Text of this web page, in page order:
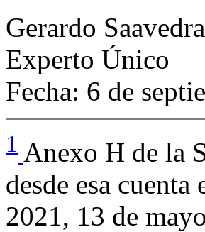
Gerardo Saavedra
Experto Único
Fecha: 6 de
1 Anexo H de la
desde esa
2021, 13 de